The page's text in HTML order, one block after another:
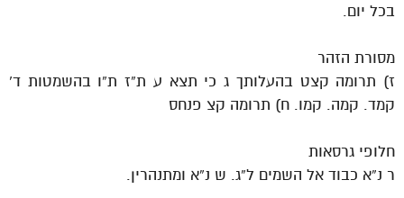
בכל יום.
מסורת הזהר
ז) תרומה קצט בהעלותך ג כי תצא ע ת”ז ת”ו בהשמטות ד’
קמד. קמה. קמו. ח) תרומה קצ פנחס
חלופי גרסאות
ר נ”א כבוד אל השמים ל”ג. ש נ”א ומתנהרין.